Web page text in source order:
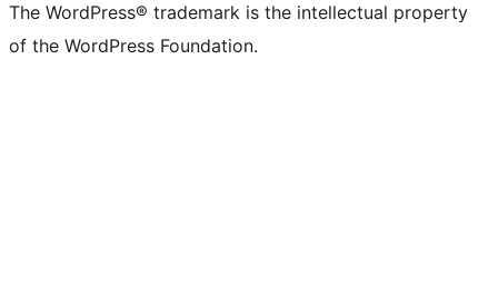
The WordPress® trademark is the intellectual property
of the WordPress Foundation.